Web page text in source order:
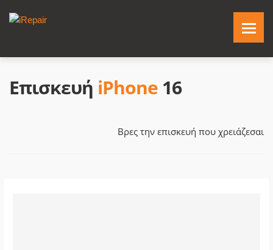
Επισκευή iPhone 16
Βρες την επισκευή που χρειάζεσαι